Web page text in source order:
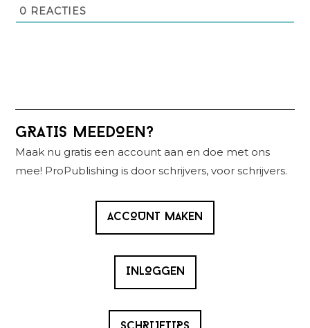
0 REACTIES
Primaire
Sidebar
GRATIS MEEDOEN?
Maak nu gratis een account aan en doe met ons
mee! ProPublishing is door schrijvers, voor schrijvers.
ACCOUNT MAKEN
INLOGGEN